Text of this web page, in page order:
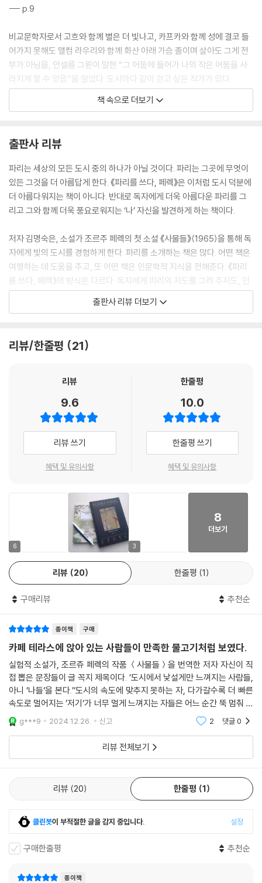
--- p.9
비교문학자로서 고흐와 함께 별은 더 빛나고, 카프카와 함께 성에 결코 들
어가지 못해도 맬컴 라우리와 함께 화산 아래 가슴 졸이며 살아도 그게 전
부가 아님을, 안셀름 그륀이 말한 “그 어둠에 들어가 나의 작은 어둠을 사
라지게 할 수 있음”을 알았다. 도시마다 같이 걷고 싶은 작가가 있다.
--- p.10
도락…”을 함께하는 일이다. 파리에 발을 들인 이는 발자크 이전에도 이후
에도 걸었다. 《사물들》의 실비와 제롬은 작정하고 길을 나선다. 탐미의 시
선은 팔레 루아얄에서 생제르맹, 샹 드 마르스에서 에투알, 뤽상부르에서
몽파르나스, 생루이섬에서 마레, 테른에서 오페라, 마들렌에서 몽소 공원
까지 만족을 모른다.
무프타르라는 이름만으로 허기를 느낄 수 있다. 앙리 카르티에 브레송의
카메라에 포착된, 귀여운 꼬마가 어깨높이로 올라오는 기다란 포도주병을
들고 의기양양하게 내려오는 거리가 무프타르 가다. “결정적 순간”을 노리
던 작가가 본능적으로 포착한 그 장면이 오래된 골목을 단번에 소개한다.
유쾌함, 풍부함, 남의 장바구니 속 물건이 궁금한 호기심, 구경거리들. 좁
은 골목길의 주인은 넘쳐나는 식재료와 무너질 듯 쌓아 올려진 물건들이
--- p.37
대성의 유적지로 남았다. 빛의 도시는 스무 살의 조이스가 설레고 경계하
던 자본주의의 도시였다. 국경 앞에 멈춰 서버린 벤야민이 있고 전설이 되
기 전의 브르통이 있었다. 에릭 아잔Eric Hazan은 “중세의 그림자를 완전
히 떨치게 된 것은 보들레르의 [백조]에서가 아니라 페렉의 《사물들》이 나
오고 나서다.”라고 말했다. 중세의 그림자는 생각보다 훨씬 짙고 길었다.
가문의 명예가 무거운 파리지앵들은 선조와의 비교, 명맥을 잇는 일이 늘
버겁다. 어깨에 드리운 대가들의 그림자를 완전히 떨쳐 낸 이가 페렉이다.
야 완전히 떨쳐 낼 수 있었다. 그만큼 페렉의 걸음은 가볍다.
책 속으로 더보기
출판사 리뷰
파리는 세상의 모든 도시 중의 하나가 아닐 것이다. 파리는 그곳에 무엇이
있든 그것을 더 아름답게 한다. 《파리를 쓰다, 페렉》은 이처럼 도시 덕분에
더 아름다워지는 책이 아니다. 반대로 독자에게 더욱 아름다운 파리를 그
리고 그와 함께 더욱 풍요로워지는 ‘나’ 자신을 발견하게 하는 책이다.
저자 김명숙은, 소설가 조르주 페렉의 첫 소설 《사물들》(1965)을 통해 독
자에게 빛의 도시를 경험하게 한다. 파리를 소개하는 책은 많다. 어떤 책은
여행하는 데 도움을 주고, 또 어떤 책은 인문학적 지식을 전해준다. 《파리
를 쓰다, 페렉》의 방식은 다르다. 독자에게 파리의 지도를 그려 주지도, 인
문학적 지식을 설명하지도 않는다. 대신 비교문학자는 특별한 공간이 주는
마법의 경험에 빠져들게 한다.
uLiPo)라는 유희적 실험 문학의 대표자로 알려진 페렉은 누구보다 새로운
지 않을 주인공 실비, 제롬과 함께 이 오래된 도시를 산책한다.
이 책은 읽고, 걷고, 사유하고, 쓰는 일이 결국 자연스레 연결되는 동사라
는 사실을 알게 해준다. 카트르파주 가, 무프타르 골목, 생 제르맹 데프레의
카페 테라스를 따라가는 길에서, 소설의 단어와 단어 사이, 행간과 행간을
따라가는 여정 속에서 저자는 그 길모퉁이마다 그저 빠져나가지 않는다.
단어는 사유 속 다른 단어를 만나고, 또 다른 작가를, 그림과 영화, 음악을
출판사 리뷰 더보기
리뷰/한줄평 21
리뷰
9.6
리뷰 쓰기
혜택 및 유의사항
한줄평
10.0
한줄평 쓰기
혜택 및 유의사항
6 3
8
더보기
리뷰 20 한줄평 1
구매리뷰 추천순
종이책 구매
카페 테라스에 앉아 있는 사람들이 만족한 물고기처럼 보였다.
실험적 소설가, 조르쥬 페렉의 작품 ＜사물들＞을 번역한 저자 자신이 직
접 뽑은 문장들이 글 꼭지 제목이다. ’도시에서 낯설게만 느껴지는 사람들,
아니 ‘나들‘을 본다.’‘도시의 속도에 맞추지 못하는 자, 다가갈수록 더 빠른
속도로 멀어지는 ’저기‘가 너무 멀게 느껴지는 자들은 어느 순간 뚝 멈춰 선
다.’ 이 책을 읽는 것과도 닮은 문장이다. 여기에 매력이 있다. 읽다가 문
g***9 2024.12.26. 신고 2 댓글0
리뷰 전체보기
리뷰 20 한줄평 1
클린봇이 부적절한 글을 감지 중입니다. 설정
구매한줄평 추천순
종이책